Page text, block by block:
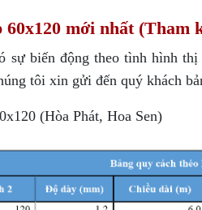
60x120 mới nhất (Tham
sự biến động theo tình hình
tôi xin gửi đến quý khách
(Hòa Phát, Hoa Sen)